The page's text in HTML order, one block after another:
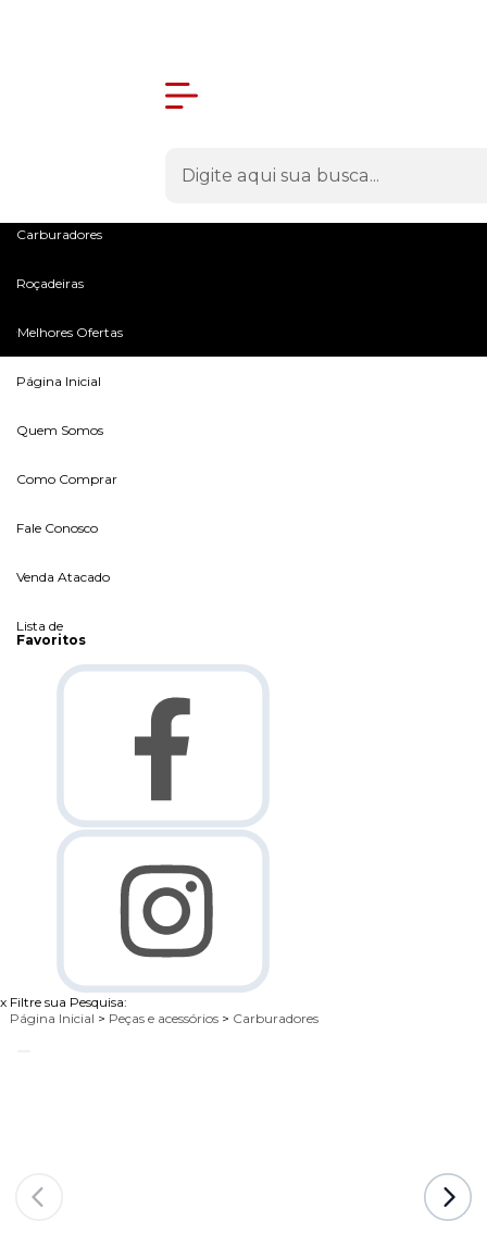
Carburadores
Roçadeiras
Melhores Ofertas
Página Inicial
Quem Somos
Como Comprar
Fale Conosco
Venda Atacado
Lista de
Favoritos
x Filtre sua Pesquisa:
Página Inicial > Peças e acessórios > Carburadores